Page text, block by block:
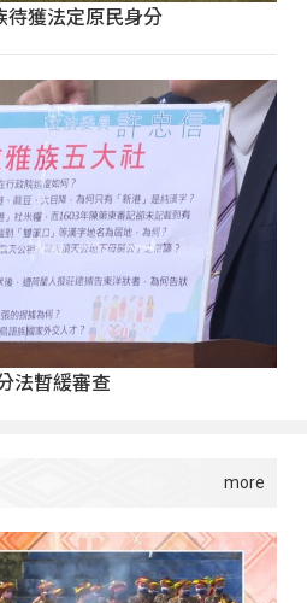
待獲法定原民身分
法暫緩審查